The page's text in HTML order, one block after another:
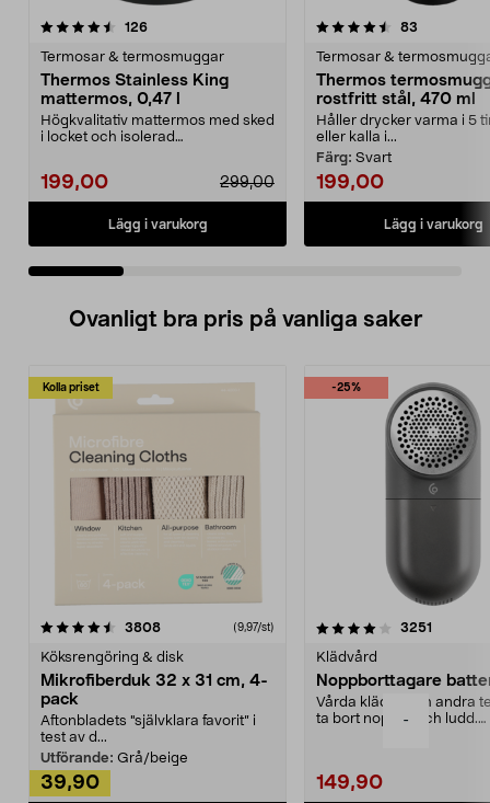
-
126recensioner
Termosar & termosmuggar
Thermos Stainless King
mattermos, 0,47 l
Högkvalitativ mattermos med sked
i locket och isolerad
199,00 299,00
Lägg i varukorg
4.5 av 5 stjärnor 83
Termosar &
Thermos
rostfritt stål, 470 ml
Håller drycker varma i 5
eller kalla i...
Färg: Svart
199,00
Lägg i varukorg
4.5 av 5 stjärnor
Ovanligt bra pris på vanliga saker
Kolla priset
3808recensioner (9,97/st)
Köksrengöring & disk
Mikrofiberduk 32 x 31 cm, 4-
pack
Aftonbladets "självklara favorit” i
test av d...
Utförande: Grå/beige
39,90
-25%
4.0av 5 stjärnor 3251
Klädvård
Noppborttagare
Vårda kläder och andra
ta bort noppor och ludd.
149,90
4.5av 5 stjärnor